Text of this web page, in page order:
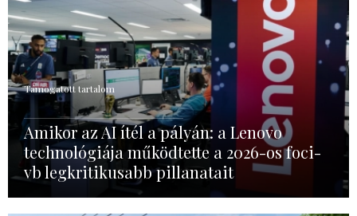
Támogatott tartalom
Amikor az AI ítél a pályán: a Lenovo
technológiája működtette a 2026-os foci-
vb legkritikusabb pillanatait